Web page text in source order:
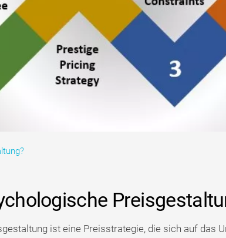
ist eine Preisstrategie, die sich auf das